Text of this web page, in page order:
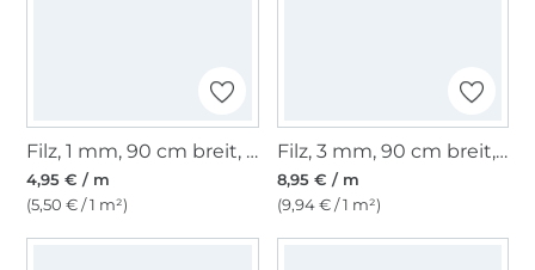
Filz, 1 mm, 90 cm breit, weiss
4,95 € / m
(5,50 € / 1 m²)
Filz, 3 mm, 90 cm breit, gelb
8,95 € / m
(9,94 € / 1 m²)